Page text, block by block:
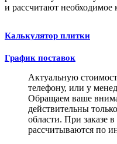
и рассчитают необходимое
Калькулятор плитки
График поставок
Актуальную
телефону, или у
Обращаем ваше
действительны
области. При заказе
рассчитываются по